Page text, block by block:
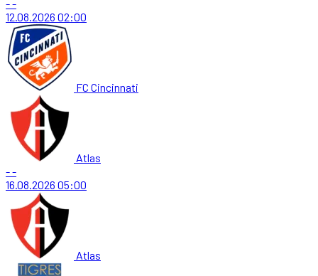
--
12.08.2026 02:00
FC Cincinnati
Atlas
--
16.08.2026 05:00
Atlas